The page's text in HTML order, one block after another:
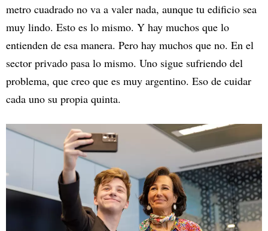
metro cuadrado no va a valer nada, aunque tu edificio sea
muy lindo. Esto es lo mismo. Y hay muchos que lo
entienden de esa manera. Pero hay muchos que no. En el
sector privado pasa lo mismo. Uno sigue sufriendo del
problema, que creo que es muy argentino. Eso de cuidar
cada uno su propia quinta.